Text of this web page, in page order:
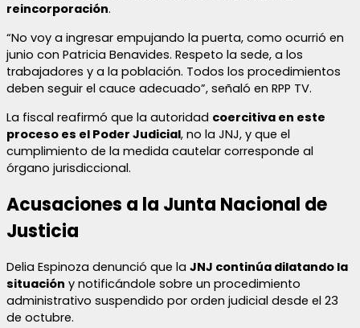
reincorporación.
“No voy a ingresar empujando la puerta, como ocurrió en
junio con Patricia Benavides. Respeto la sede, a los
trabajadores y a la población. Todos los procedimientos
deben seguir el cauce adecuado”, señaló en RPP TV.
La fiscal reafirmó que la autoridad coercitiva en este
proceso es el Poder Judicial, no la JNJ, y que el
cumplimiento de la medida cautelar corresponde al
órgano jurisdiccional.
Acusaciones a la Junta Nacional de
Justicia
Delia Espinoza denunció que la JNJ continúa dilatando la
situación y notificándole sobre un procedimiento
administrativo suspendido por orden judicial desde el 23
de octubre.